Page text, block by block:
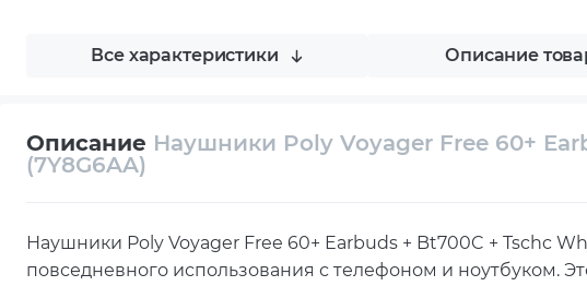
Все характеристики Описание
Описание Наушники Poly Voyager Free 60+
(7Y8G6AA)
Наушники Poly Voyager Free 60+ Earbuds + Bt700C + Tschc
повседневного использования с телефоном и ноутбуком.